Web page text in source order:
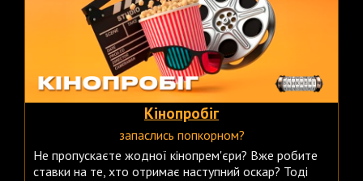
Кінопробіг
запаслись попкорном?
Не пропускаєте жодної кінопрем'єри? Вже робите
ставки на те, хто отримає наступний оскар? Тоді